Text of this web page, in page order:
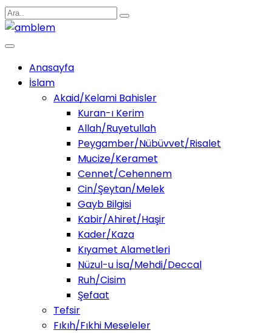
Anasayfa
İslam
Akaid/Kelami Bahisler
Kuran-ı Kerim
Allah/Ruyetullah
Peygamber/Nübüvvet/Risalet
Mucize/Keramet
Cennet/Cehennem
Cin/Şeytan/Melek
Gayb Bilgisi
Kabir/Ahiret/Haşir
Kader/Kaza
Kıyamet Alametleri
Nüzul-u İsa/Mehdi/Deccal
Ruh/Cisim
Şefaat
Tefsir
Fıkıh/Fıkhi Meseleler